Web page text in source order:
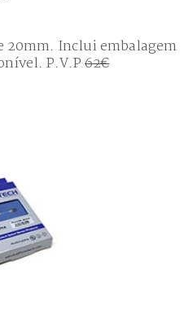
20mm. Inclui embalagem
P.V.P 62€